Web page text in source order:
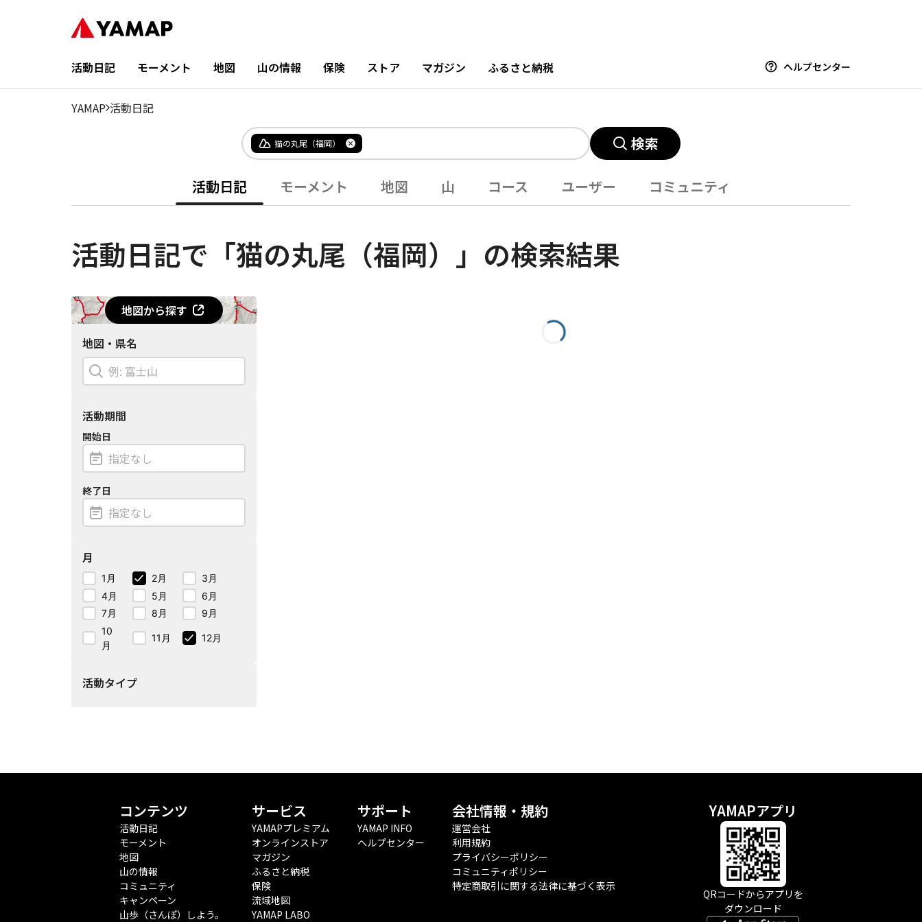
活動日記 モーメント 地図 山の情報 保険 ストア マガジン ふるさと納税 ヘルプセンター
YAMAP 活動日記
猫の丸尾（福岡） 検索
活動日記 モーメント 地図 山 コース ユーザー コミュニティ
活動日記で「猫の丸尾（福岡）」の検索結果
地図から探す
地図・県名
活動期間
開始日
終了日
月
1月 2月
3月
4月
5月
6月
7月
8月
9月
10
月
11月 12月
活動タイプ
コンテンツ
活動日記
モーメント
地図
山の情報
コミュニティ
キャンペーン
山歩（さんぽ）しよう。
サービス
YAMAPプレミアム
オンラインストア
マガジン
ふるさと納税
保険
流域地図
YAMAP LABO
サポート
YAMAP INFO
ヘルプセンター
会社情報・規約
運営会社
利用規約
プライバシーポリシー
コミュニティポリシー
特定商取引に関する法律に基づく表示
YAMAPアプリ
QRコードからアプリを
ダウンロード